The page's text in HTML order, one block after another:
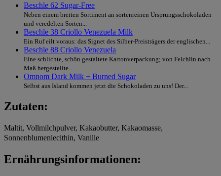
Beschle 62 Sugar-Free
Neben einem breiten Sortiment an sortenreinen Ursprungsschokoladen
und veredelten Sorten...
Beschle 38 Criollo Venezuela Milk
Ein Ruf eilt voraus: das Signet des Silber-Preisträgers der englischen...
Beschle 88 Criollo Venezuela
Eine schlichte, schön gestaltete Kartonverpackung; von Felchlin nach
Maß hergestellte...
Omnom Dark Milk + Burned Sugar
Selbst aus Island kommen jetzt die Schokoladen zu uns! Der...
Zutaten:
Maltit, Vollmilchpulver, Kakaobutter, Kakaomasse,
Sonnenblumenlecithin, Vanille
Ernährungsinformationen: